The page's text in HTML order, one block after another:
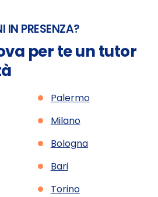
IN PRESENZA?
per te un tutor
• Palermo
• Milano
• Bologna
• Bari
• Torino